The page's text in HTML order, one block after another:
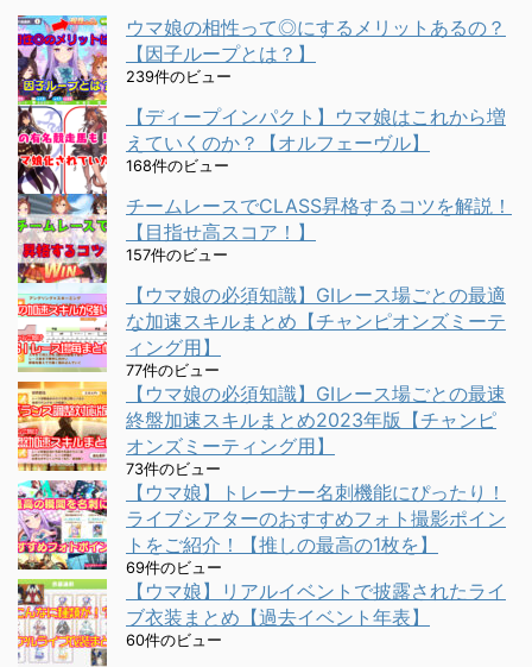
ウマ娘の相性って◎にするメリットあるの？
【因子ループとは？】
239件のビュー
【ディープインパクト】ウマ娘はこれから増
えていくのか？【オルフェーヴル】
168件のビュー
チームレースでCLASS昇格するコツを解説！
【目指せ高スコア！】
157件のビュー
【ウマ娘の必須知識】GⅠレース場ごとの最適
な加速スキルまとめ【チャンピオンズミーテ
ィング用】
77件のビュー
【ウマ娘の必須知識】GⅠレース場ごとの最速
終盤加速スキルまとめ2023年版【チャンピ
オンズミーティング用】
73件のビュー
【ウマ娘】トレーナー名刺機能にぴったり！
ライブシアターのおすすめフォト撮影ポイン
トをご紹介！【推しの最高の1枚を】
69件のビュー
【ウマ娘】リアルイベントで披露されたライ
ブ衣装まとめ【過去イベント年表】
60件のビュー